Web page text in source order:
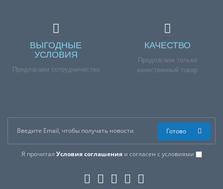
ВЫГОДНЫЕ
УСЛОВИЯ
Предлагаем сотрудничество
КАЧЕСТВО
Предлагаем только
качественный товар
Я прочитал Условия соглашенияи согласен с условиями
Готово